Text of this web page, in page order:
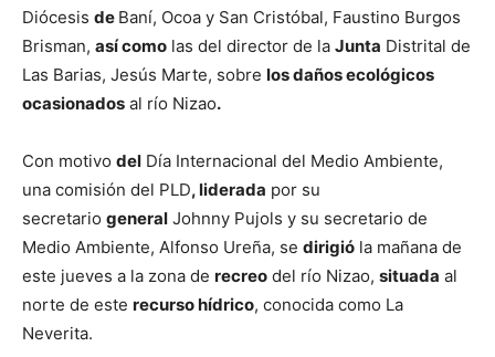
Diócesis de Baní, Ocoa y San Cristóbal, Faustino Burgos
Brisman, así como las del director de la Junta Distrital de
Las Barias, Jesús Marte, sobre los daños ecológicos
ocasionados al río Nizao.
Con motivo del Día Internacional del Medio Ambiente,
una comisión del PLD, liderada por su
secretario general Johnny Pujols y su secretario de
Medio Ambiente, Alfonso Ureña, se dirigió la mañana de
este jueves a la zona de recreo del río Nizao, situada al
norte de este recurso hídrico, conocida como La
Neverita.